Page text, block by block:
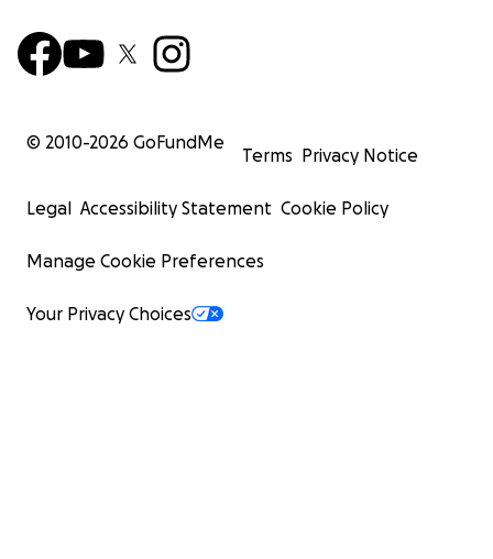
© 2010-2026 GoFundMe
Terms Privacy Notice
Legal Accessibility Statement Cookie Policy
Manage Cookie Preferences
Your Privacy Choices